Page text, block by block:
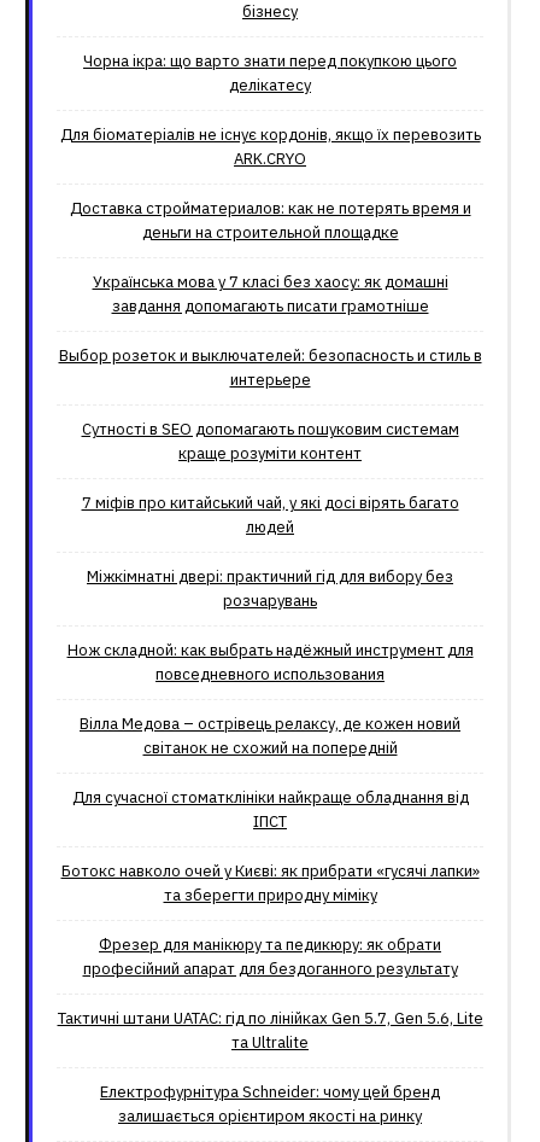
бізнесу
Чорна ікра: що варто знати перед покупкою цього
делікатесу
Для біоматеріалів не існує кордонів, якщо їх перевозить
ARK.CRYO
Доставка стройматериалов: как не потерять время и
деньги на строительной площадке
Українська мова у 7 класі без хаосу: як домашні
завдання допомагають писати грамотніше
Выбор розеток и выключателей: безопасность и стиль в
интерьере
Сутності в SEO допомагають пошуковим системам
краще розуміти контент
7 міфів про китайський чай, у які досі вірять багато
людей
Міжкімнатні двері: практичний гід для вибору без
розчарувань
Нож складной: как выбрать надёжный инструмент для
повседневного использования
Вілла Медова – острівець релаксу, де кожен новий
світанок не схожий на попередній
Для сучасної стоматклініки найкраще обладнання від
ІПСТ
Ботокс навколо очей у Києві: як прибрати «гусячі лапки»
та зберегти природну міміку
Фрезер для манікюру та педикюру: як обрати
професійний апарат для бездоганного результату
Тактичні штани UATAC: гід по лінійках Gen 5.7, Gen 5.6, Lite
та Ultralite
Електрофурнітура Schneider: чому цей бренд
залишається орієнтиром якості на ринку